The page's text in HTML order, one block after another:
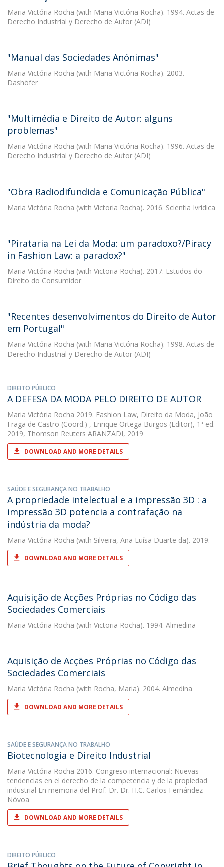
Maria Victória Rocha (with Maria Victória Rocha). 1994. Actas de
Derecho Industrial y Derecho de Autor (ADI)
"Manual das Sociedades Anónimas"
Maria Victória Rocha (with Maria Victória Rocha). 2003.
Dashöfer
"Multimédia e Direito de Autor: alguns
problemas"
Maria Victória Rocha (with Maria Victória Rocha). 1996. Actas de
Derecho Industrial y Derecho de Autor (ADI)
"Obra Radiodifundida e Comunicação Pública"
Maria Victória Rocha (with Victoria Rocha). 2016. Scientia Ivridica
"Pirataria na Lei da Moda: um paradoxo?/Piracy
in Fashion Law: a paradox?"
Maria Victória Rocha (with Victoria Rocha). 2017. Estudos do
Direito do Consumidor
"Recentes desenvolvimentos do Direito de Autor
em Portugal"
Maria Victória Rocha (with Maria Victória Rocha). 1998. Actas de
Derecho Industrial y Derecho de Autor (ADI)
DIREITO PÚBLICO
A DEFESA DA MODA PELO DIREITO DE AUTOR
Maria Victória Rocha 2019. Fashion Law, Direito da Moda, João
Fraga de Castro (Coord.) , Enrique Ortega Burgos (Editor), 1ª ed.
2019, Thomson Reuters ARANZADI, 2019
DOWNLOAD AND MORE DETAILS
SAÚDE E SEGURANÇA NO TRABALHO
A propriedade intelectual e a impressão 3D : a
impressão 3D potencia a contrafação na
indústria da moda?
Maria Victória Rocha (with Silveira, Ana Luísa Duarte da). 2019.
DOWNLOAD AND MORE DETAILS
Aquisição de Acções Próprias no Código das
Sociedades Comerciais
Maria Victória Rocha (with Victoria Rocha). 1994. Almedina
Aquisição de Acções Próprias no Código das
Sociedades Comerciais
Maria Victória Rocha (with Rocha, Maria). 2004. Almedina
DOWNLOAD AND MORE DETAILS
SAÚDE E SEGURANÇA NO TRABALHO
Biotecnologia e Direito Industrial
Maria Victória Rocha 2016. Congreso internacional: Nuevas
tendencias en el derecho de la competencia y de la propiedad
industrial En memoria del Prof. Dr. Dr. H.C. Carlos Fernández-
Nóvoa
DOWNLOAD AND MORE DETAILS
DIREITO PÚBLICO